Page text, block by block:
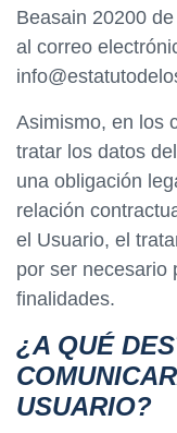
Beasain 20200
al correo
Asimismo, en los
tratar los datos
una obligación
relación
el Usuario, el
por ser necesario
finalidades.
¿A QUÉ
USUARIO?